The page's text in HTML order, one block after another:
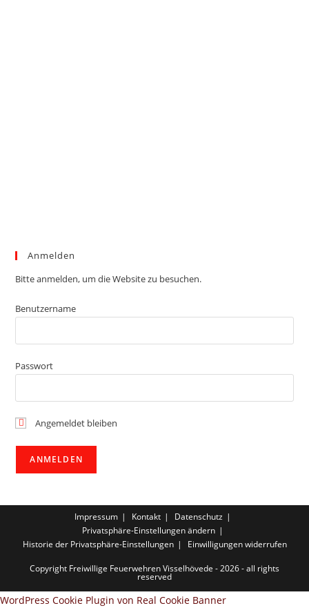
Anmelden
Bitte anmelden, um die Website zu besuchen.
Benutzername
Passwort
Angemeldet bleiben
Impressum Kontakt
Datenschutz
Privatsphäre-Einstellungen ändern
Historie der Privatsphäre-Einstellungen
Einwilligungen widerrufen
Copyright Freiwillige Feuerwehren Visselhövede - 2026 - all rights
reserved
WordPress Cookie Plugin von Real Cookie Banner